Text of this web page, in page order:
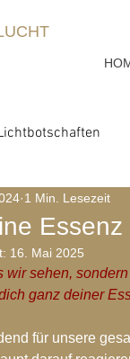
Lichtmensch &
Retreats
Blog-Archiv-
1 Min. Lesezeit
16. Mai 2025
wir sehen,
ganz deiner
für unsere